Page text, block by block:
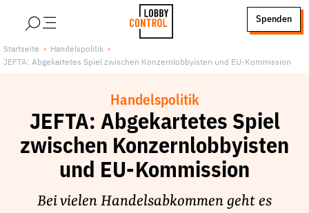
StartSeite
Spenden
Über uns
Finanzierung
Publikationen und Material
Unsere Schwerpunkte
Startseite
Handelspolitik
JEFTA: Abgekartetes Spiel zwischen Konzernlobbyisten und EU-Kommission
Handelspolitik
JEFTA: Abgekartetes Spiel
zwischen Konzernlobbyisten
und EU-Kommission
Bei vielen Handelsabkommen geht es